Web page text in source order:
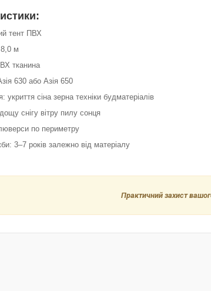
тент ПВХ
м
тканина
630 або Азія 650
укриття сіна зерна техніки будматеріалів
снігу вітру пилу сонця
по периметру
3–7 років залежно від матеріалу
Практичний захист